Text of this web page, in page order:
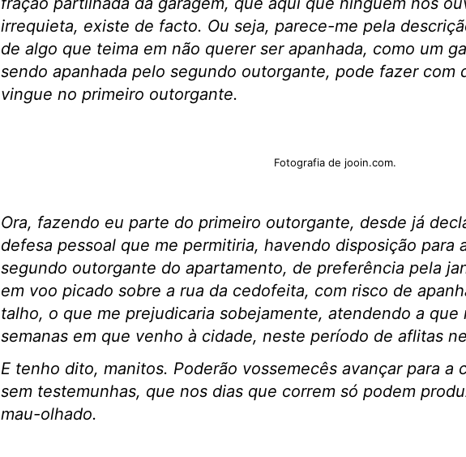
irrequieta, existe de facto. Ou seja, parece-me pela
de algo que teima em não querer ser apanhada, como um
sendo apanhada pelo segundo outorgante, pode fazer com
vingue no primeiro outorgante.
Fotografia de jooin.com.
Ora, fazendo eu parte do primeiro outorgante, desde já
defesa pessoal que me permitiria, havendo disposição para
segundo outorgante do apartamento, de preferência pela
em voo picado sobre a rua da cedofeita, com risco de
talho, o que me prejudicaria sobejamente, atendendo a que
semanas em que venho à cidade, neste período de aflitas
E tenho dito, manitos. Poderão vossemecês avançar para a
sem testemunhas, que nos dias que correm só podem
mau-olhado.